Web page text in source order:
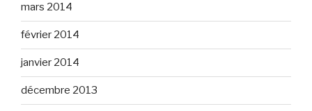
mars 2014
février 2014
janvier 2014
décembre 2013